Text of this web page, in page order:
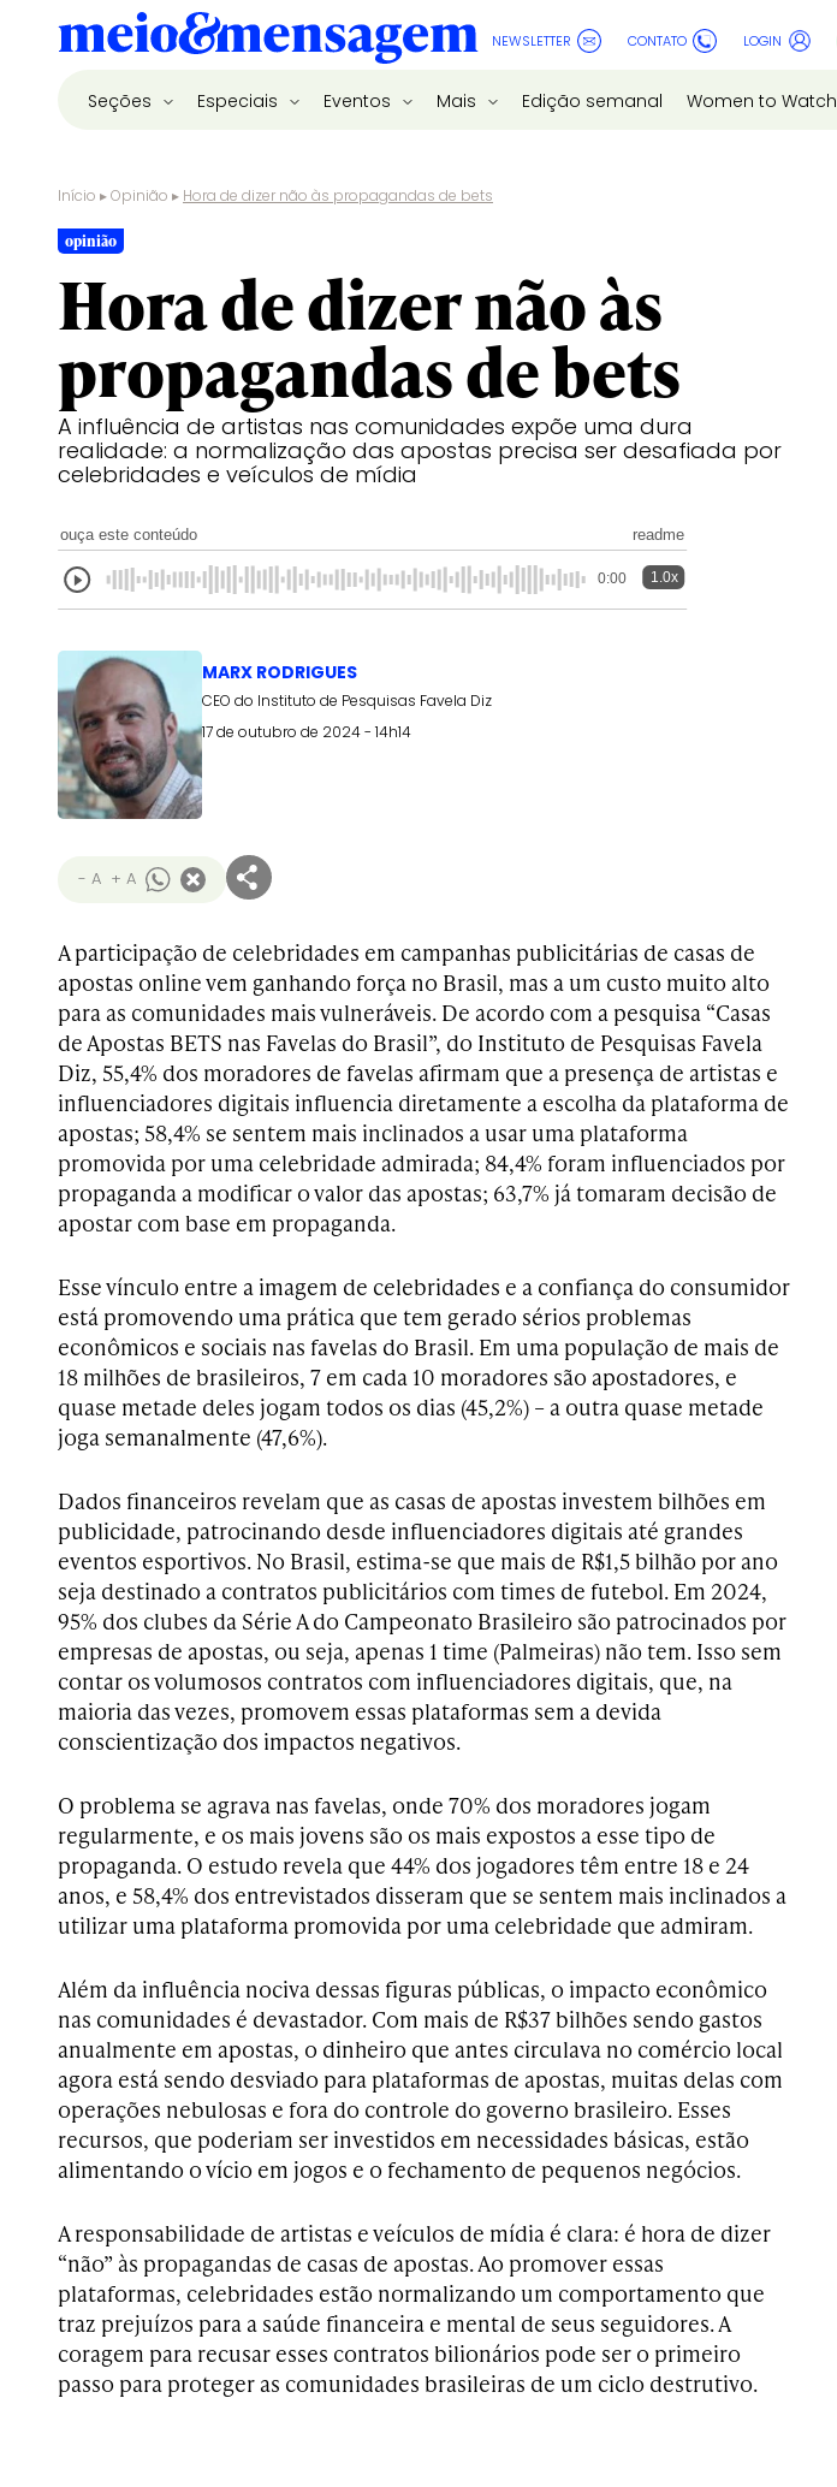
NEWSLETTER CONTATO LOGIN
Seções Especiais Eventos Mais Edição semanal Women to Watch
Início ▸Opinião ▸ Hora de dizer não às propagandas de bets
opinião
Hora de dizer não às
propagandas de bets
A influência de artistas nas comunidades expõe uma dura
realidade: a normalização das apostas precisa ser desafiada por
celebridades e veículos de mídia
ouça este conteúdo readme
0:00 1.0x
MARX RODRIGUES
CEO do Instituto de Pesquisas Favela Diz
17 de outubro de 2024 - 14h14
- A + A
A participação de celebridades em campanhas publicitárias de casas de
apostas online vem ganhando força no Brasil, mas a um custo muito alto
para as comunidades mais vulneráveis. De acordo com a pesquisa “Casas
de Apostas BETS nas Favelas do Brasil”, do Instituto de Pesquisas Favela
Diz, 55,4% dos moradores de favelas afirmam que a presença de artistas e
influenciadores digitais influencia diretamente a escolha da plataforma de
apostas; 58,4% se sentem mais inclinados a usar uma plataforma
promovida por uma celebridade admirada; 84,4% foram influenciados por
propaganda a modificar o valor das apostas; 63,7% já tomaram decisão de
apostar com base em propaganda.
Esse vínculo entre a imagem de celebridades e a confiança do consumidor
está promovendo uma prática que tem gerado sérios problemas
econômicos e sociais nas favelas do Brasil. Em uma população de mais de
18 milhões de brasileiros, 7 em cada 10 moradores são apostadores, e
quase metade deles jogam todos os dias (45,2%) – a outra quase metade
joga semanalmente (47,6%).
Dados financeiros revelam que as casas de apostas investem bilhões em
publicidade, patrocinando desde influenciadores digitais até grandes
eventos esportivos. No Brasil, estima-se que mais de R$1,5 bilhão por ano
seja destinado a contratos publicitários com times de futebol. Em 2024,
95% dos clubes da Série A do Campeonato Brasileiro são patrocinados por
empresas de apostas, ou seja, apenas 1 time (Palmeiras) não tem. Isso sem
contar os volumosos contratos com influenciadores digitais, que, na
maioria das vezes, promovem essas plataformas sem a devida
conscientização dos impactos negativos.
O problema se agrava nas favelas, onde 70% dos moradores jogam
regularmente, e os mais jovens são os mais expostos a esse tipo de
propaganda. O estudo revela que 44% dos jogadores têm entre 18 e 24
anos, e 58,4% dos entrevistados disseram que se sentem mais inclinados a
utilizar uma plataforma promovida por uma celebridade que admiram.
Além da influência nociva dessas figuras públicas, o impacto econômico
nas comunidades é devastador. Com mais de R$37 bilhões sendo gastos
anualmente em apostas, o dinheiro que antes circulava no comércio local
agora está sendo desviado para plataformas de apostas, muitas delas com
operações nebulosas e fora do controle do governo brasileiro. Esses
recursos, que poderiam ser investidos em necessidades básicas, estão
alimentando o vício em jogos e o fechamento de pequenos negócios.
A responsabilidade de artistas e veículos de mídia é clara: é hora de dizer
“não” às propagandas de casas de apostas. Ao promover essas
plataformas, celebridades estão normalizando um comportamento que
traz prejuízos para a saúde financeira e mental de seus seguidores. A
coragem para recusar esses contratos bilionários pode ser o primeiro
passo para proteger as comunidades brasileiras de um ciclo destrutivo.